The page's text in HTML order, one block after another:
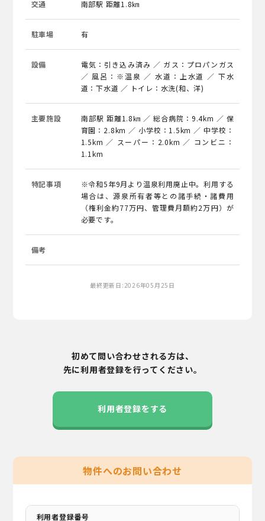
交通 南部駅 距離1.8㎞
駐車場 有
設備
電気：引き込み済み ／ ガス：プロパンガス
／ 風呂：※温泉 ／ 水道：上水道 ／ 下水
道：下水道 ／ トイレ：水洗(和、洋)
主要施設
南部駅 距離1.8㎞ ／ 総合病院：9.4km ／ 保
育園：2.8km ／ 小学校：1.5km ／ 中学校：
1.5km ／ スーパー：2.0km ／ コンビニ：
1.1km
特記事項
※令和5年9月より温泉利用廃止中。利用する
場合は、源泉所有者等との諸手続・諸費用
（権利金約77万円、管理費月額約2万円）が
必要です。
備考
最終更新日:2026年05月25日
初めて問い合わせされる方は、
先に利用者登録を行ってください。
利用者登録をする
物件へのお問い合わせ
利用者登録番号